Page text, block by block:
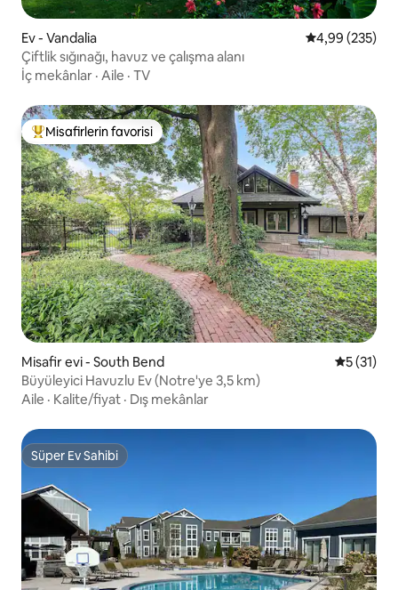
Ev - Vandalia 5 üzerinden
4,99 (235)
Çiftlik sığınağı, havuz ve çalışma alanı
İç mekânlar · Aile · TV
Misafirlerin favorilerinden en beğenilenler arasında
Misafirlerin favorisi
Misafir evi - South Bend 55 (31)
Büyüleyici Havuzlu Ev (Notre'ye 3,5 km)
Aile · Kalite/fiyat · Dış mekânlar
Süper Ev Sahibi
Süper Ev Sahibi